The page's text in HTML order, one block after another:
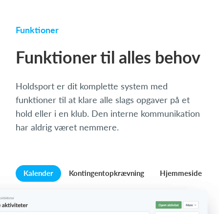
Funktioner
Funktioner til alles behov
Holdsport er dit komplette system med
funktioner til at klare alle slags opgaver på et
hold eller i en klub. Den interne kommunikation
har aldrig været nemmere.
Kalender Kontingentopkrævning Hjemmeside